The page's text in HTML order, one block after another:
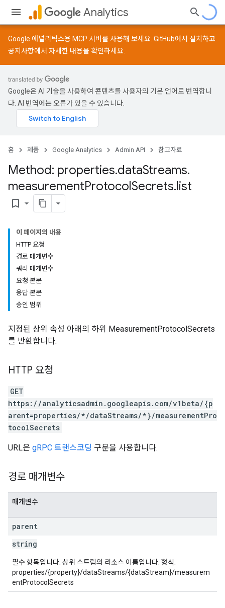
Analytics
Google 애널리틱스용 MCP 서버를 사용해 보세요. GitHub에서 설치하고
공지사항에서 자세한 내용을 확인하세요.
Google은 AI 기술을 사용하여 콘텐츠를 사용자의 기본 언어로 번역합니
다. AI 번역에는 오류가 있을 수 있습니다.
홈 제품 Google Analytics Admin API 참고자료
Method: properties.dataStreams.
measurementProtocolSecrets.list
bookmark_border
이 페이지의 내용
HTTP 요청
경로 매개변수
쿼리 매개변수
요청 본문
응답 본문
승인 범위
지정된 상위 속성 아래의 하위 MeasurementProtocolSecrets
를 반환합니다.
HTTP 요청
GET
https://analyticsadmin.googleapis.com/v1beta/{p
arent=properties/*/dataStreams/*}/measurementPro
tocolSecrets
URL은 gRPC 트랜스코딩 구문을 사용합니다.
경로 매개변수
매개변수
parent
string
필수 항목입니다. 상위 스트림의 리소스 이름입니다. 형식:
properties/{property}/dataStreams/{dataStream}/measurem
entProtocolSecrets